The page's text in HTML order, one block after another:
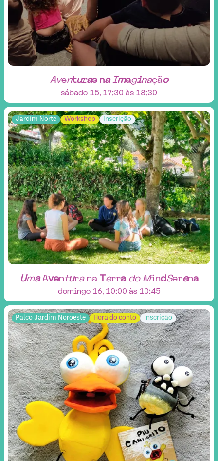
A venturas na Imaginação
sábado 15, 17:30 às 18:30
Jardim Norte Workshop Inscrição
Uma Aventura na T erra do MindSerena
domingo 16, 10:00 às 10:45
Palco Jardim Noroeste Hora do conto Inscrição